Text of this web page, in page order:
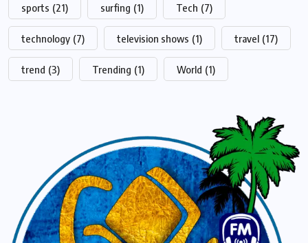
sports (21) surfing (1) Tech (7)
technology (7) television shows (1) travel (17)
trend (3) Trending (1) World (1)